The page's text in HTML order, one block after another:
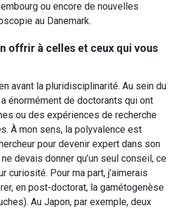
ou encore de nouvelles
au Danemark.
offrir à celles et ceux qui vous
avant la pluridisciplinarité. Au sein du
énormément de doctorants qui ont
ou des expériences de recherche
À mon sens, la polyvalence est
pour devenir expert dans son
devais donner qu’un seul conseil, ce
curiosité. Pour ma part, j’aimerais
en post-doctorat, la gamétogenèse
Au Japon, par exemple, deux